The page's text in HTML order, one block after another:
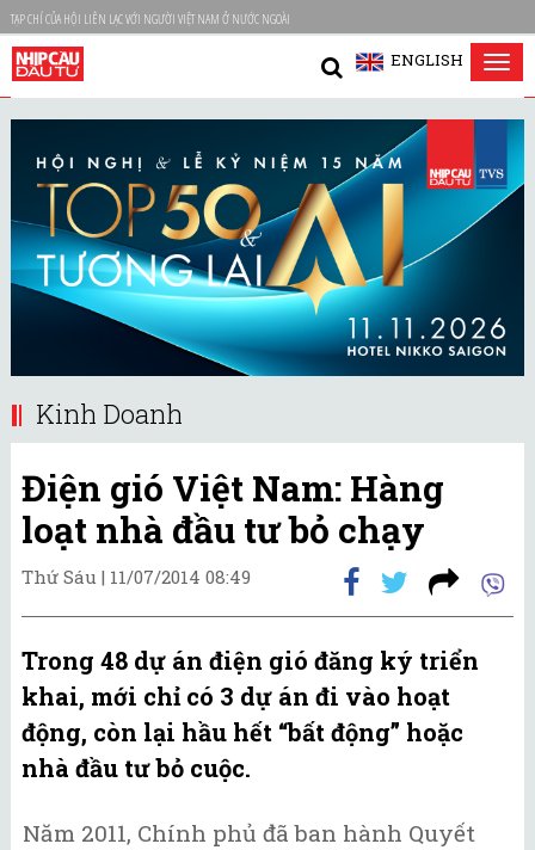
TẠP CHÍ CỦA HỘI LIÊN LẠC VỚI NGƯỜI VIỆT NAM Ở NƯỚC NGOÀI
ENGLISH
Kinh Doanh
Điện gió Việt Nam: Hàng
loạt nhà đầu tư bỏ chạy
Thứ Sáu | 11/07/2014 08:49
Trong 48 dự án điện gió đăng ký triển
khai, mới chỉ có 3 dự án đi vào hoạt
động, còn lại hầu hết “bất động” hoặc
nhà đầu tư bỏ cuộc.
Năm 2011, Chính phủ đã ban hành Quyết